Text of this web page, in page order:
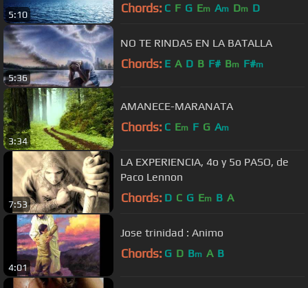
5:10 Chords: C F G Em Am Dm D
5:36
NO TE RINDAS EN LA BATALLA
Chords: E A D B F# Bm F#m
3:34
AMANECE-MARANATA
Chords: C Em F G Am
7:53
LA EXPERIENCIA, 4o y 5o PASO, de
Paco Lennon
Chords: D C G Em B A
4:01
Jose trinidad : Animo
Chords: G D Bm A B